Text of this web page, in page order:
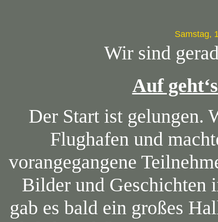
Samstag,
Wir sind
Auf
Der Start ist gelungen.
Flughafen und
vorangegangene
Bilder und Geschichten
gab es bald ein großes